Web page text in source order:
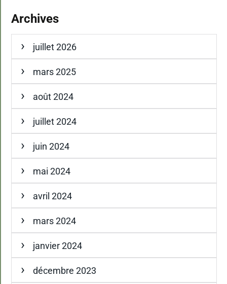
Archives
juillet 2026
mars 2025
août 2024
juillet 2024
juin 2024
mai 2024
avril 2024
mars 2024
janvier 2024
décembre 2023